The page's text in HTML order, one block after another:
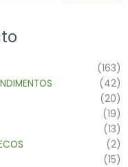
(163)
(42)
(20)
(19)
(13)
(2)
(15)